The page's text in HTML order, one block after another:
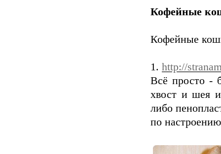
Кофейные
Кофейные
1. http://
Всё просто -
хвост и шея
либо
по